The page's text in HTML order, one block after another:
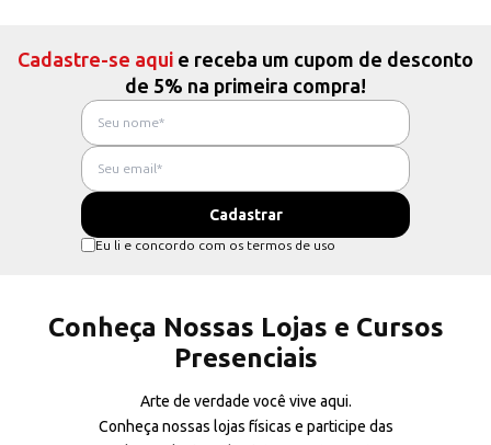
Cadastre-se aqui e receba um cupom de desconto
de 5% na primeira compra!
Eu li e concordo com os termos de uso
Conheça Nossas Lojas e Cursos
Presenciais
Arte de verdade você vive aqui.
Conheça nossas lojas físicas e participe das